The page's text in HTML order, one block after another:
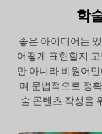
학
좋은 아이디어는
어떻게 표현할지
만 아니라 비원어
며 문법적으로 정
술 콘텐츠 작성을